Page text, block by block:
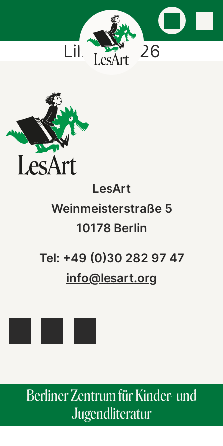
Lili 25.03.26
LesArt
Weinmeisterstraße 5
10178 Berlin
Tel: +49 (0)30 282 97 47
info@lesart.org
Berliner Zentrum für Kinder- und
Jugendliteratur